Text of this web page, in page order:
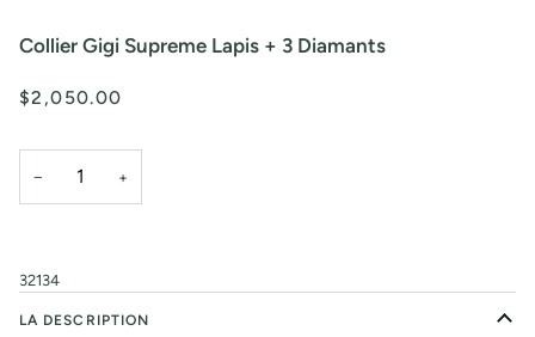
Collier Gigi Supreme Lapis + 3 Diamants
$2,050.00
− +
32134
LA DESCRIPTION